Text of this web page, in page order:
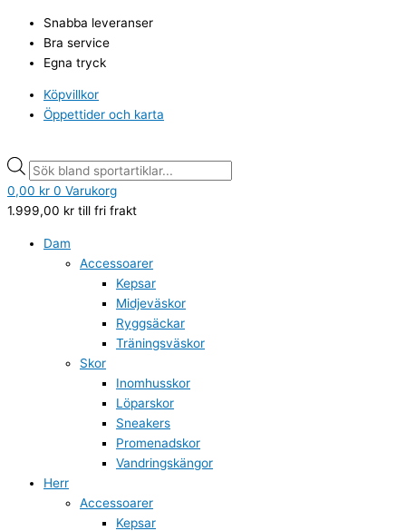
innehåll
Snabba leveranser
Bra service
Egna tryck
Köpvillkor
Öppettider och karta
search
0,00 kr 0 Varukorg
1.999,00 kr till fri frakt
Dam
Accessoarer
Kepsar
Midjeväskor
Ryggsäckar
Träningsväskor
Skor
Inomhusskor
Löparskor
Sneakers
Promenadskor
Vandringskängor
Herr
Accessoarer
Kepsar
search
sublimerad
mängd